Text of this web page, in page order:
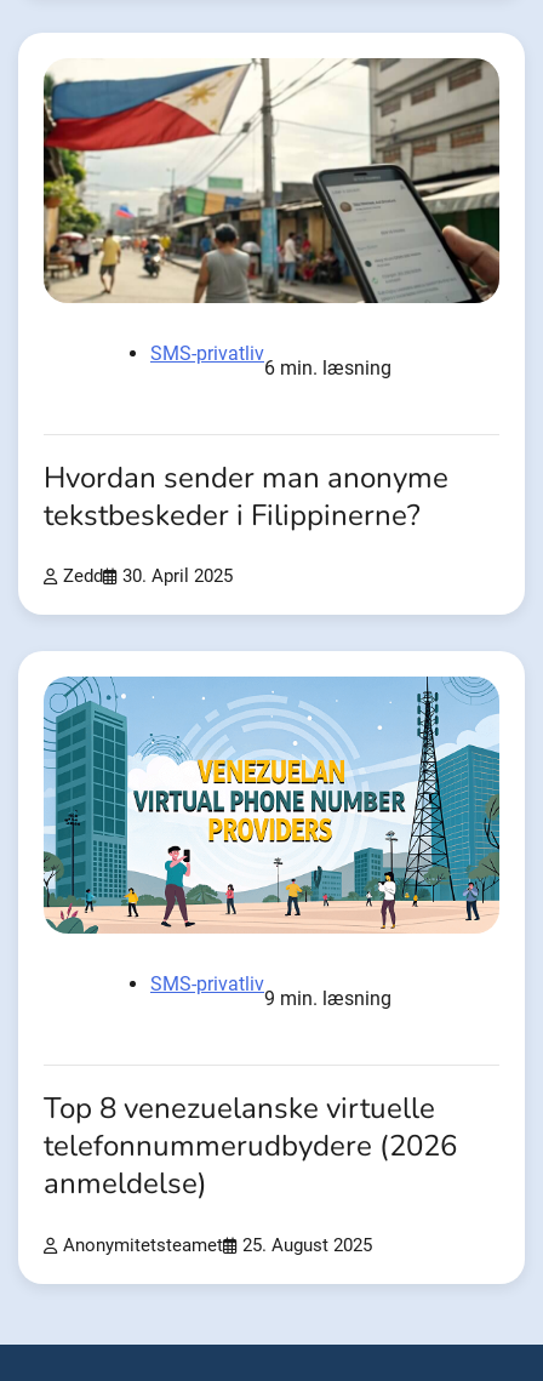
SMS-privatliv
6 min. læsning
Hvordan sender man anonyme
tekstbeskeder i Filippinerne?
Zedd 30. April 2025
SMS-privatliv
9 min. læsning
Top 8 venezuelanske virtuelle
telefonnummerudbydere (2026
anmeldelse)
Anonymitetsteamet 25. August 2025